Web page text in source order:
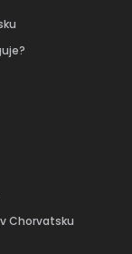
Chorvatsku